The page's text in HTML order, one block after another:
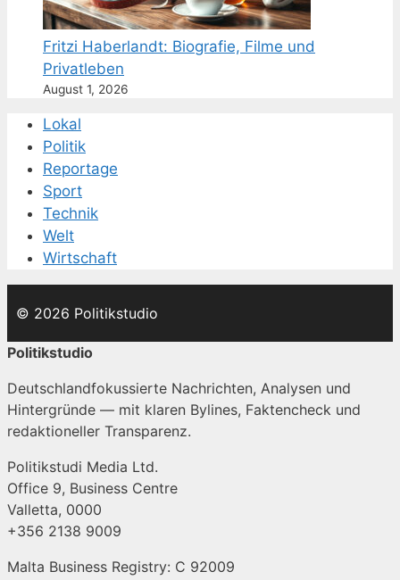
Fritzi Haberlandt: Biografie, Filme und
Privatleben
August 1, 2026
Lokal
Politik
Reportage
Sport
Technik
Welt
Wirtschaft
© 2026 Politikstudio
Politikstudio
Deutschlandfokussierte Nachrichten, Analysen und
Hintergründe — mit klaren Bylines, Faktencheck und
redaktioneller Transparenz.
Politikstudi Media Ltd.
Office 9, Business Centre
Valletta, 0000
+356 2138 9009
Malta Business Registry: C 92009